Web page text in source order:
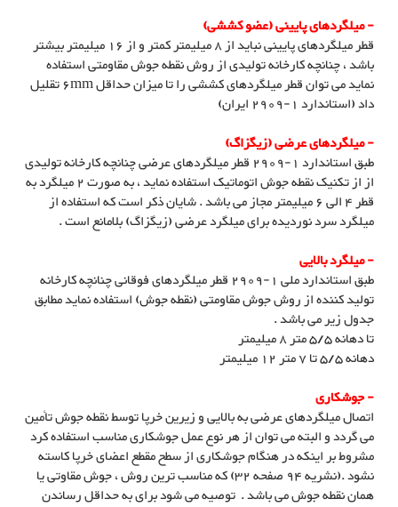
- میلگردهای پایینی (عضو کششی)
قطر میلگردهای پایینی نباید از 8 میلیمتر کمتر و از 16 میلیمتر بیشتر
باشد ، چنانچه کارخانه تولیدی از روش نقطه جوش مقاومتی استفاده
نماید می توان قطر میلگردهای کششی را تا میزان حداقل 6mm تقلیل
داد (استاندارد 1-2909 ایران)
- میلگردهای عرضی (زیگزاگ)
طبق استاندارد 1-2909 قطر میلگردهای عرضی چنانچه کارخانه تولیدی
از از تکنیک نقطه جوش اتوماتیک استفاده نماید ، به صورت 2 میلگرد به
قطر 4 الی 6 میلیمتر مجاز می باشد . شایان ذکر است که استفاده از
میلگرد سرد نوردیده برای میلگرد عرضی (زیگزاگ) بلامانع است .
- میلگرد بالایی
طبق استاندارد ملی 1-2909 قطر میلگردهای فوقانی چنانچه کارخانه
تولید کننده از روش جوش مقاومتی (نقطه جوش) استفاده نماید مطابق
جدول زیر می باشد .
تا دهانه 5/5 متر 8 میلیمتر
دهانه 5/5 تا 7 متر 12 میلیمتر
- جوشکاری
اتصال میلگردهای عرضی به بالایی و زیرین خرپا توسط نقطه جوش تأمین
می گردد و البته می توان از هر نوع عمل جوشکاری مناسب استفاده کرد
مشروط بر اینکه در هنگام جوشکاری از سطح مقطع اعضای خرپا کاسته
نشود .(نشریه 94 صفحه 32) که مناسب ترین روش ، جوش مقاوتی یا
همان نقطه جوش می باشد . توصیه می شود برای به حداقل رساندن